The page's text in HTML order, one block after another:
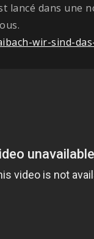
lancé dans une
wir-sind-